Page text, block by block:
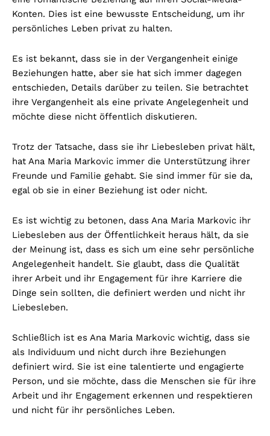
Konten. Dies ist eine bewusste Entscheidung, um ihr
persönliches Leben privat zu halten.
Es ist bekannt, dass sie in der Vergangenheit einige
Beziehungen hatte, aber sie hat sich immer dagegen
entschieden, Details darüber zu teilen. Sie betrachtet
ihre Vergangenheit als eine private Angelegenheit und
möchte diese nicht öffentlich diskutieren.
Trotz der Tatsache, dass sie ihr Liebesleben privat hält,
hat Ana Maria Markovic immer die Unterstützung ihrer
Freunde und Familie gehabt. Sie sind immer für sie da,
egal ob sie in einer Beziehung ist oder nicht.
Es ist wichtig zu betonen, dass Ana Maria Markovic ihr
Liebesleben aus der Öffentlichkeit heraus hält, da sie
der Meinung ist, dass es sich um eine sehr persönliche
Angelegenheit handelt. Sie glaubt, dass die Qualität
ihrer Arbeit und ihr Engagement für ihre Karriere die
Dinge sein sollten, die definiert werden und nicht ihr
Liebesleben.
Schließlich ist es Ana Maria Markovic wichtig, dass sie
als Individuum und nicht durch ihre Beziehungen
definiert wird. Sie ist eine talentierte und engagierte
Person, und sie möchte, dass die Menschen sie für ihre
Arbeit und ihr Engagement erkennen und respektieren
und nicht für ihr persönliches Leben.